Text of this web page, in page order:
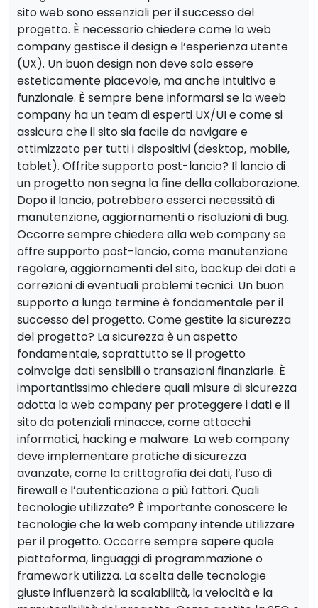
sito web sono essenziali per il successo del
progetto. È necessario chiedere come la web
company gestisce il design e l’esperienza utente
(UX). Un buon design non deve solo essere
esteticamente piacevole, ma anche intuitivo e
funzionale. È sempre bene informarsi se la weeb
company ha un team di esperti UX/UI e come si
assicura che il sito sia facile da navigare e
ottimizzato per tutti i dispositivi (desktop, mobile,
tablet). Offrite supporto post-lancio? Il lancio di
un progetto non segna la fine della collaborazione.
Dopo il lancio, potrebbero esserci necessità di
manutenzione, aggiornamenti o risoluzioni di bug.
Occorre sempre chiedere alla web company se
offre supporto post-lancio, come manutenzione
regolare, aggiornamenti del sito, backup dei dati e
correzioni di eventuali problemi tecnici. Un buon
supporto a lungo termine è fondamentale per il
successo del progetto. Come gestite la sicurezza
del progetto? La sicurezza è un aspetto
fondamentale, soprattutto se il progetto
coinvolge dati sensibili o transazioni finanziarie. È
importantissimo chiedere quali misure di sicurezza
adotta la web company per proteggere i dati e il
sito da potenziali minacce, come attacchi
informatici, hacking e malware. La web company
deve implementare pratiche di sicurezza
avanzate, come la crittografia dei dati, l’uso di
firewall e l’autenticazione a più fattori. Quali
tecnologie utilizzate? È importante conoscere le
tecnologie che la web company intende utilizzare
per il progetto. Occorre sempre sapere quale
piattaforma, linguaggi di programmazione o
framework utilizza. La scelta delle tecnologie
giuste influenzerà la scalabilità, la velocità e la